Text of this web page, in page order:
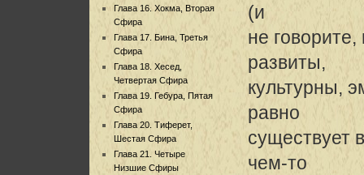
Глава 16. Хокма, Вторая
Сфира
Глава 17. Бина, Третья
Сфира
Глава 18. Хесед,
Четвертая Сфира
Глава 19. Гебура, Пятая
Сфира
Глава 20. Тиферет,
Шестая Сфира
Глава 21. Четыре
Низшие Сфиры
(и
не
развиты,
культурны,
равно
существует
чем-то